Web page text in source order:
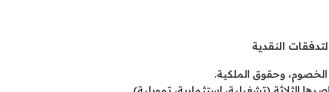
النقدية
الخصوم، وحقوق الملكية.